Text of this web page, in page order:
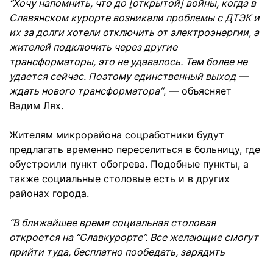
“Хочу напомнить, что до [открытой] войны, когда в
Славянском курорте возникали проблемы с ДТЭК и
их за долги хотели отключить от электроэнергии, а
жителей подключить через другие
трансформаторы, это не удавалось. Тем более не
удается сейчас. Поэтому единственный выход —
ждать нового трансформатора”, — объясняет
Вадим Лях.
Жителям микрорайона соцработники будут
предлагать временно переселиться в больницу, где
обустроили пункт обогрева. Подобные пункты, а
также социальные столовые есть и в других
районах города.
“В ближайшее время социальная столовая
откроется на “Славкурорте”. Все желающие смогут
прийти туда, бесплатно пообедать, зарядить